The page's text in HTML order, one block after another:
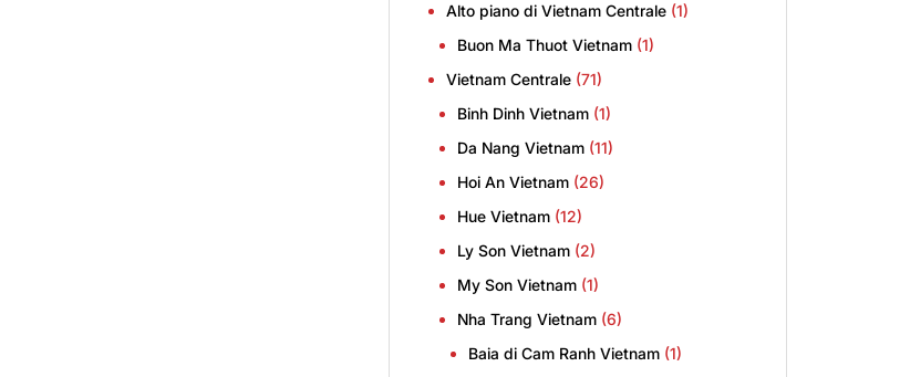
Alto piano di Vietnam Centrale (1)
Buon Ma Thuot Vietnam (1)
Vietnam Centrale (71)
Binh Dinh Vietnam (1)
Da Nang Vietnam (11)
Hoi An Vietnam (26)
Hue Vietnam (12)
Ly Son Vietnam (2)
My Son Vietnam (1)
Nha Trang Vietnam (6)
Baia di Cam Ranh Vietnam (1)